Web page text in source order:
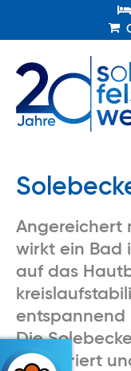
Angereichert
wirkt ein Bad
auf das
entspannend
Die
temperiert